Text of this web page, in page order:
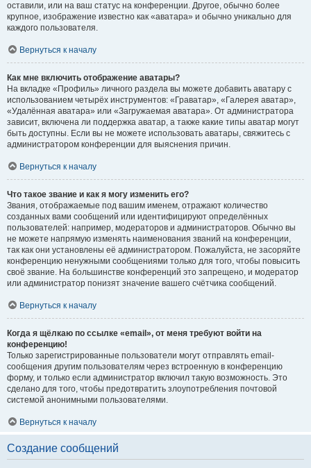
оставили, или на ваш статус на конференции. Другое, обычно более
крупное, изображение известно как «аватара» и обычно уникально для
каждого пользователя.
Вернуться к началу
Как мне включить отображение аватары?
На вкладке «Профиль» личного раздела вы можете добавить аватару с
использованием четырёх инструментов: «Граватар», «Галерея аватар»,
«Удалённая аватара» или «Загружаемая аватара». От администратора
зависит, включена ли поддержка аватар, а также какие типы аватар могут
быть доступны. Если вы не можете использовать аватары, свяжитесь с
администратором конференции для выяснения причин.
Вернуться к началу
Что такое звание и как я могу изменить его?
Звания, отображаемые под вашим именем, отражают количество
созданных вами сообщений или идентифицируют определённых
пользователей: например, модераторов и администраторов. Обычно вы
не можете напрямую изменять наименования званий на конференции,
так как они установлены её администратором. Пожалуйста, не засоряйте
конференцию ненужными сообщениями только для того, чтобы повысить
своё звание. На большинстве конференций это запрещено, и модератор
или администратор понизят значение вашего счётчика сообщений.
Вернуться к началу
Когда я щёлкаю по ссылке «email», от меня требуют войти на
конференцию!
Только зарегистрированные пользователи могут отправлять email-
сообщения другим пользователям через встроенную в конференцию
форму, и только если администратор включил такую возможность. Это
сделано для того, чтобы предотвратить злоупотребления почтовой
системой анонимными пользователями.
Вернуться к началу
Создание сообщений